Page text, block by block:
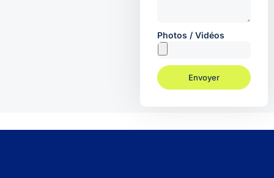
Photos / Vidéos
Envoyer